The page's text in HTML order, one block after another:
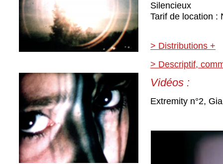
Silencieux
Tarif de location :
> Distributions +
> Descriptif,
Vidéos :
Extremity n°2,